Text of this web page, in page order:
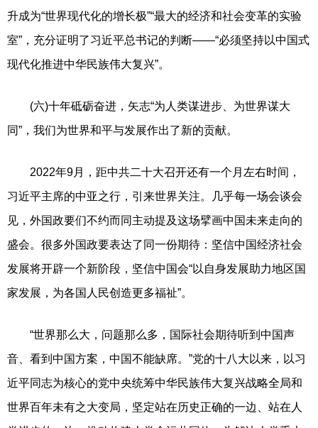
升成为“世界现代化的增长极”“最大的经济和社会变革的实验
室”，充分证明了习近平总书记的判断——“必须坚持以中国式
现代化推进中华民族伟大复兴”。
(六)十年砥砺奋进，矢志“为人类谋进步、为世界谋大
同”，我们为世界和平与发展作出了新的贡献。
2022年9月，距中共二十大召开还有一个月左右时间，
习近平主席的中亚之行，引来世界关注。几乎每一场会谈会
见，外国政要们不约而同主动提及这场擘画中国未来走向的
盛会。很多外国政要表达了同一份期待：坚信中国经济社会
发展将开辟一个新阶段，坚信中国会“以自身发展助力地区国
家发展，为各国人民创造更多福祉”。
“世界那么大，问题那么多，国际社会期待听到中国声
音、看到中国方案，中国不能缺席。”党的十八大以来，以习
近平同志为核心的党中央统筹中华民族伟大复兴战略全局和
世界百年未有之大变局，坚定站在历史正确的一边、站在人